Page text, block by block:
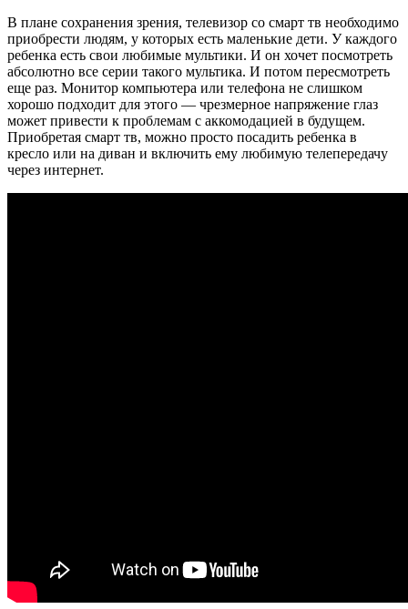
В плане сохранения зрения, телевизор со смарт тв необходимо
приобрести людям, у которых есть маленькие дети. У каждого
ребенка есть свои любимые мультики. И он хочет посмотреть
абсолютно все серии такого мультика. И потом пересмотреть
еще раз. Монитор компьютера или телефона не слишком
хорошо подходит для этого — чрезмерное напряжение глаз
может привести к проблемам с аккомодацией в будущем.
Приобретая смарт тв, можно просто посадить ребенка в
кресло или на диван и включить ему любимую телепередачу
через интернет.